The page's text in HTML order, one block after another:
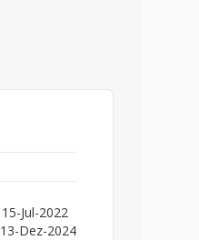
15-Jul-2022
13-Dez-2024